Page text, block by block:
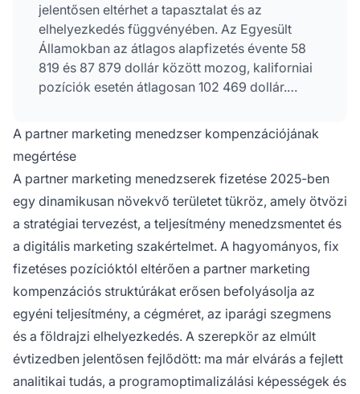
jelentősen eltérhet a tapasztalat és az
elhelyezkedés függvényében. Az Egyesült
Államokban az átlagos alapfizetés évente 58
819 és 87 879 dollár között mozog, kaliforniai
pozíciók esetén átlagosan 102 469 dollár.
000–45 721 euró. A teljesítményalapú
bónuszok és jutalékok jelentősen növelhetik a
teljes kompenzációt.
A partner marketing menedzser kompenzációjának
megértése
A partner marketing menedzserek fizetése 2025-ben
egy dinamikusan növekvő területet tükröz, amely ötvözi
a stratégiai tervezést, a teljesítmény menedzsmentet és
a digitális marketing szakértelmet. A hagyományos, fix
fizetéses pozícióktól eltérően a partner marketing
kompenzációs struktúrákat erősen befolyásolja az
egyéni teljesítmény, a cégméret, az iparági szegmens
és a földrajzi elhelyezkedés. A szerepkör az elmúlt
évtizedben jelentősen fejlődött: ma már elvárás a fejlett
analitikai tudás, a programoptimalizálási képességek és